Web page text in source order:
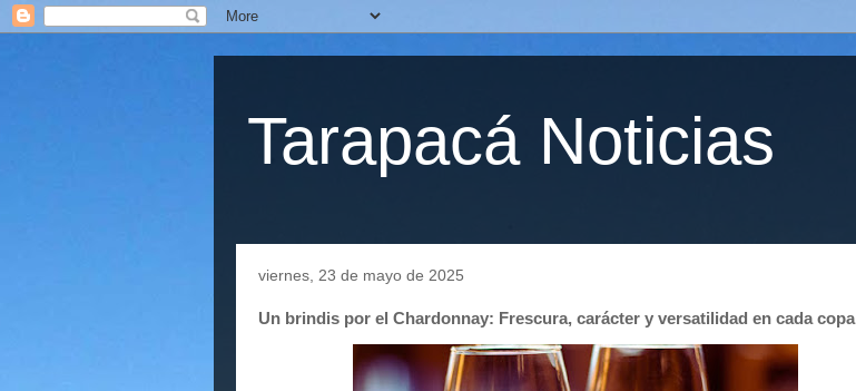
Tarapacá Noticias
viernes, 23 de mayo de 2025
Un brindis por el Chardonnay: Frescura, carácter y versatilidad en cada copa